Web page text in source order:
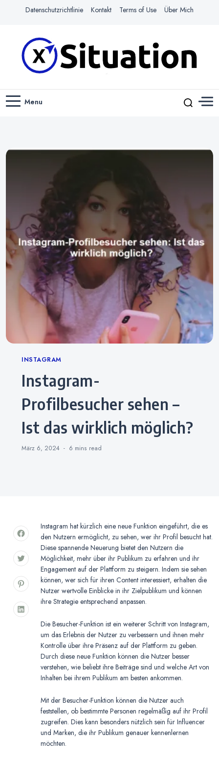
Datenschutzrichtlinie Kontakt Terms of Use Über Mich
X-SITUATION
Menu
Categories
INSTAGRAM
Instagram-
Profilbesucher sehen –
Ist das wirklich möglich?
März 6, 2024 6 mins read
Instagram hat kürzlich eine neue Funktion eingeführt, die es
den Nutzern ermöglicht, zu sehen, wer ihr Profil besucht hat.
Diese spannende Neuerung bietet den Nutzern die
Möglichkeit, mehr über ihr Publikum zu erfahren und ihr
Engagement auf der Plattform zu steigern. Indem sie sehen
können, wer sich für ihren Content interessiert, erhalten die
Nutzer wertvolle Einblicke in ihr Zielpublikum und können
ihre Strategie entsprechend anpassen.
Die Besucher-Funktion ist ein weiterer Schritt von Instagram,
um das Erlebnis der Nutzer zu verbessern und ihnen mehr
Kontrolle über ihre Präsenz auf der Plattform zu geben.
Durch diese neue Funktion können die Nutzer besser
verstehen, wie beliebt ihre Beiträge sind und welche Art von
Inhalten bei ihrem Publikum am besten ankommen.
Mit der Besucher-Funktion können die Nutzer auch
feststellen, ob bestimmte Personen regelmäßig auf ihr Profil
zugreifen. Dies kann besonders nützlich sein für Influencer
und Marken, die ihr Publikum genauer kennenlernen
möchten.